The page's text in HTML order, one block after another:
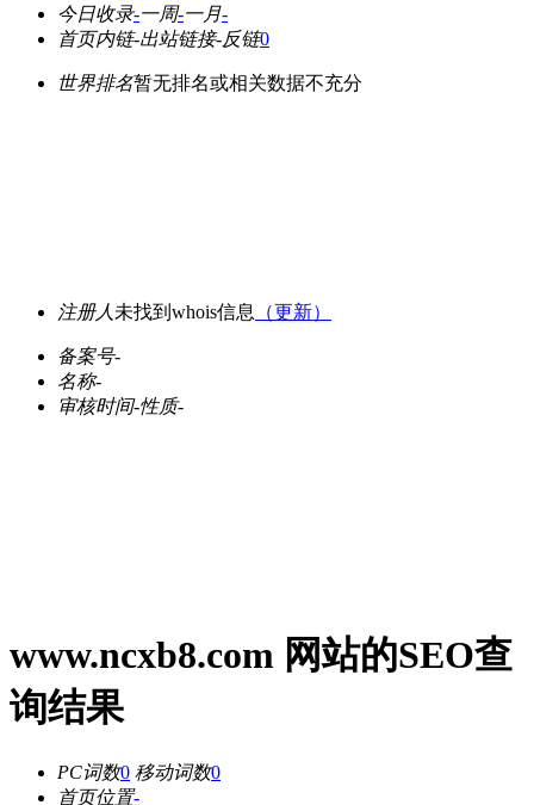
今日收录-一周-一月-
首页内链-出站链接-反链0
世界排名暂无排名或相关数据不充分
注册人 未找到whois信息 （更新）
备案号-
名称-
审核时间-性质-
www.ncxb8.com 网站的SEO查
询结果
PC词数0 移动词数0
首页位置-